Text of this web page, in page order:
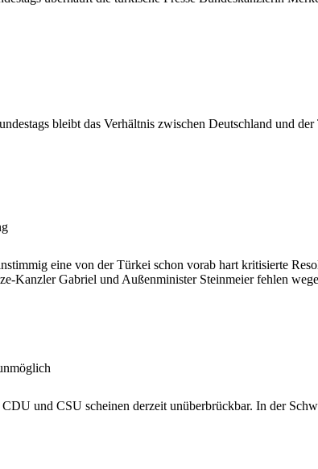
bleibt das Verhältnis zwischen Deutschland und
eine von der Türkei schon vorab hart kritisierte
Kanzler Gabriel und Außenminister Steinmeier fehlen
und CSU scheinen derzeit unüberbrückbar. In der